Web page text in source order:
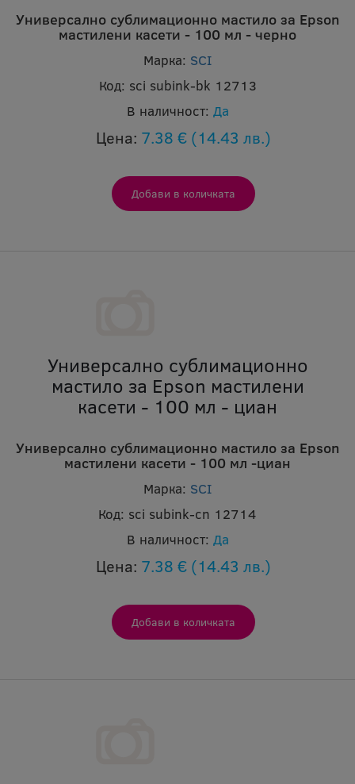
Универсално сублимационно мастило за Epson
мастилени касети - 100 мл - черно
Марка: SCI
Код: sci subink-bk 12713
В наличност: Да
Цена: 7.38 € (14.43 лв.)
Универсално сублимационно
мастило за Epson мастилени
касети - 100 мл - циан
Универсално сублимационно мастило за Epson
мастилени касети - 100 мл -циан
Марка: SCI
Код: sci subink-cn 12714
В наличност: Да
Цена: 7.38 € (14.43 лв.)